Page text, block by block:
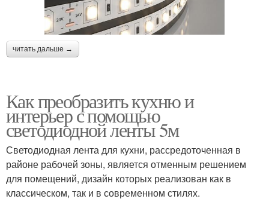
читать дальше →
Как преобразить кухню и
интерьер с помощью
светодиодной ленты 5м
Светодиодная лента для кухни, рассредоточенная в
районе рабочей зоны, является отменным решением
для помещений, дизайн которых реализован как в
классическом, так и в современном стилях.